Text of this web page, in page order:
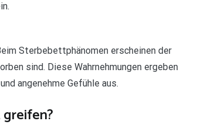
Sterbebettphänomen erscheinen der
sind. Diese Wahrnehmungen ergeben
angenehme Gefühle aus.